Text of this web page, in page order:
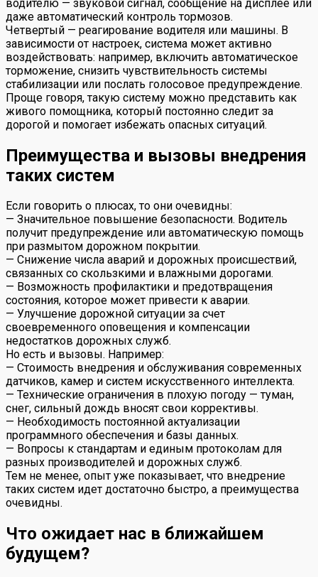
водителю — звуковой сигнал, сообщение на дисплее или
даже автоматический контроль тормозов.
Четвертый — реагирование водителя или машины. В
зависимости от настроек, система может активно
воздействовать: например, включить автоматическое
торможение, снизить чувствительность системы
стабилизации или послать голосовое предупреждение.
Проще говоря, такую систему можно представить как
живого помощника, который постоянно следит за
дорогой и помогает избежать опасных ситуаций.
Преимущества и вызовы внедрения
таких систем
Если говорить о плюсах, то они очевидны:
— Значительное повышение безопасности. Водитель
получит предупреждение или автоматическую помощь
при размытом дорожном покрытии.
— Снижение числа аварий и дорожных происшествий,
связанных со скользкими и влажными дорогами.
— Возможность профилактики и предотвращения
состояния, которое может привести к аварии.
— Улучшение дорожной ситуации за счет
своевременного оповещения и компенсации
недостатков дорожных служб.
Но есть и вызовы. Например:
— Стоимость внедрения и обслуживания современных
датчиков, камер и систем искусственного интеллекта.
— Технические ограничения в плохую погоду — туман,
снег, сильный дождь вносят свои коррективы.
— Необходимость постоянной актуализации
программного обеспечения и базы данных.
— Вопросы к стандартам и единым протоколам для
разных производителей и дорожных служб.
Тем не менее, опыт уже показывает, что внедрение
таких систем идет достаточно быстро, а преимущества
очевидны.
Что ожидает нас в ближайшем
будущем?